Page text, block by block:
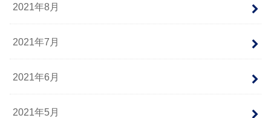
2021年8月
2021年7月
2021年6月
2021年5月